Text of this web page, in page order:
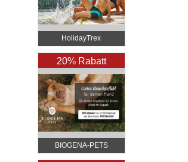
HolidayTrex
20% Rabatt
BIOGENA-PETS